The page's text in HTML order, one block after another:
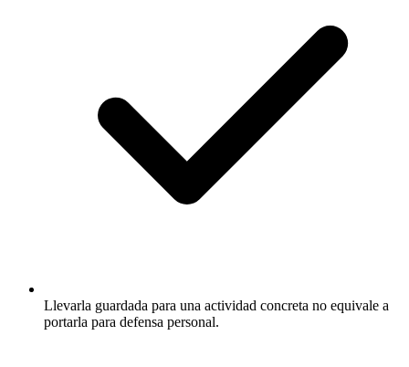
Llevarla guardada para una actividad concreta no equivale a
portarla para defensa personal.